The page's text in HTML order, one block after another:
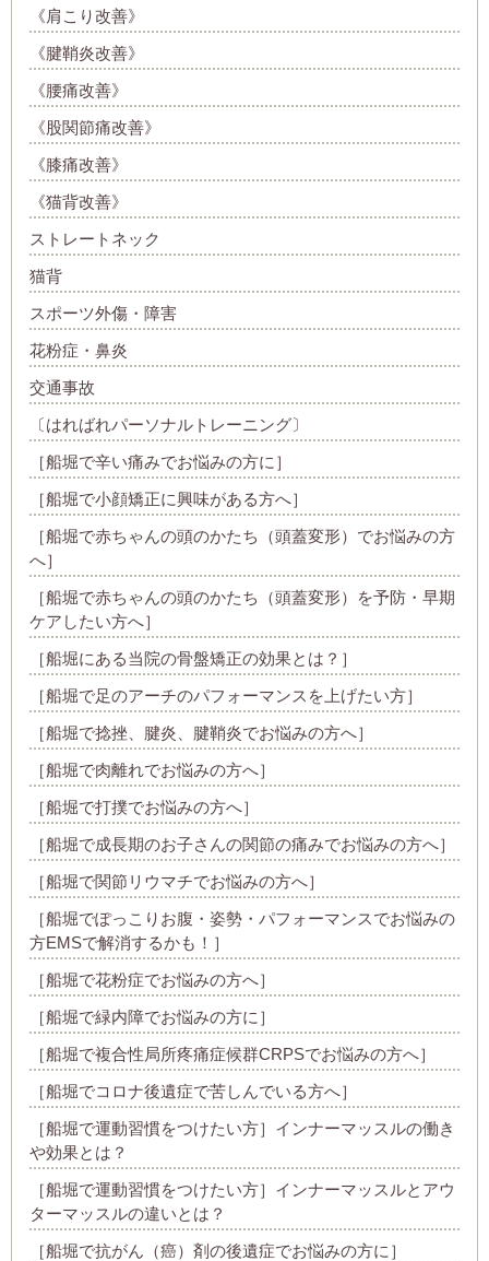
《肩こり改善》
《腱鞘炎改善》
《腰痛改善》
《股関節痛改善》
《膝痛改善》
《猫背改善》
ストレートネック
猫背
スポーツ外傷・障害
花粉症・鼻炎
交通事故
〔はればれパーソナルトレーニング〕
［船堀で辛い痛みでお悩みの方に］
［船堀で小顔矯正に興味がある方へ］
［船堀で赤ちゃんの頭のかたち（頭蓋変形）でお悩みの方
へ］
［船堀で赤ちゃんの頭のかたち（頭蓋変形）を予防・早期
ケアしたい方へ］
［船堀にある当院の骨盤矯正の効果とは？］
［船堀で足のアーチのパフォーマンスを上げたい方］
［船堀で捻挫、腱炎、腱鞘炎でお悩みの方へ］
［船堀で肉離れでお悩みの方へ］
［船堀で打撲でお悩みの方へ］
［船堀で成長期のお子さんの関節の痛みでお悩みの方へ］
［船堀で関節リウマチでお悩みの方へ］
［船堀でぽっこりお腹・姿勢・パフォーマンスでお悩みの
方EMSで解消するかも！］
［船堀で花粉症でお悩みの方へ］
［船堀で緑内障でお悩みの方に］
［船堀で複合性局所疼痛症候群CRPSでお悩みの方へ］
［船堀でコロナ後遺症で苦しんでいる方へ］
［船堀で運動習慣をつけたい方］インナーマッスルの働き
や効果とは？
［船堀で運動習慣をつけたい方］インナーマッスルとアウ
ターマッスルの違いとは？
［船堀で抗がん（癌）剤の後遺症でお悩みの方に］